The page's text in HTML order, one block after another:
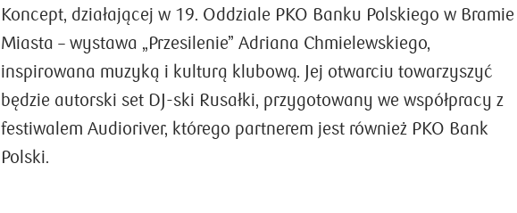
Koncept, działającej w 19. Oddziale PKO Banku Polskiego w Bramie
Miasta – wystawa „Przesilenie” Adriana Chmielewskiego,
inspirowana muzyką i kulturą klubową. Jej otwarciu towarzyszyć
będzie autorski set DJ-ski Rusałki, przygotowany we współpracy z
festiwalem Audioriver, którego partnerem jest również PKO Bank
Polski.